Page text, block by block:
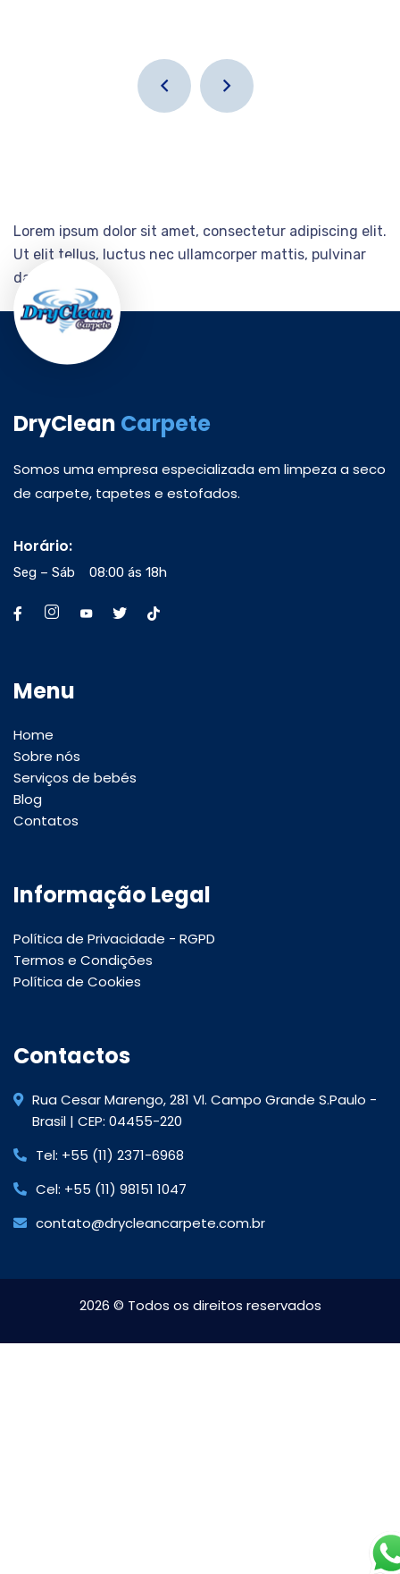
Lorem ipsum dolor sit amet, consectetur adipiscing elit.
Ut elit tellus, luctus nec ullamcorper mattis, pulvinar
dapibus leo.
DryClean Carpete
Somos uma empresa especializada em limpeza a seco
de carpete, tapetes e estofados.
Horário:
Seg – Sáb 08:00 ás 18h
Menu
Home
Sobre nós
Serviços de bebés
Blog
Contatos
Informação Legal
Política de Privacidade - RGPD
Termos e Condições
Política de Cookies
Contactos
Rua Cesar Marengo, 281 Vl. Campo Grande S.Paulo -
Brasil | CEP: 04455-220
Tel: +55 (11) 2371-6968
Cel: +55 (11) 98151 1047
contato@drycleancarpete.com.br
2026 © Todos os direitos reservados